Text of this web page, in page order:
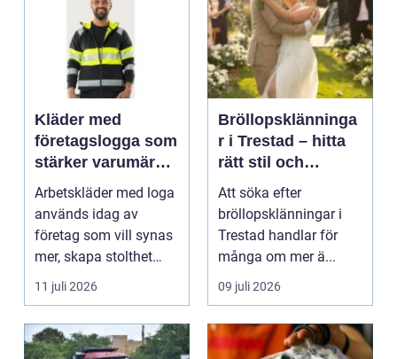
Kläder med
företagslogga som
stärker varumärket
varje dag
Arbetskläder med loga
används idag av
företag som vill synas
mer, skapa stolthet
inte...
11 juli 2026
Bröllopsklänninga
r i Trestad – hitta
rätt stil och
passform inför den
stora dagen
Att söka efter
bröllopsklänningar i
Trestad handlar för
många om mer ä...
09 juli 2026